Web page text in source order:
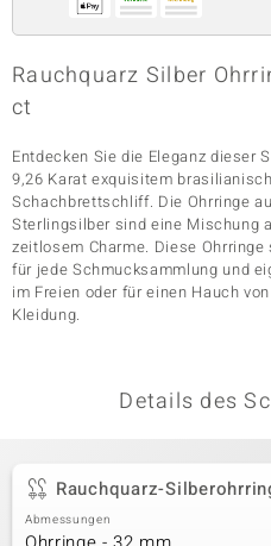
Classics
Rauchquarz Silber
ct
Entdecken Sie die Eleganz dieser
9,26 Karat exquisitem
Schachbrettschliff. Die Ohrringe
Sterlingsilber sind eine Mischung
zeitlosem Charme. Diese
für jede Schmucksammlung und
im Freien oder für einen Hauch
Kleidung.
Details des
Rauchquarz-
Abmessungen